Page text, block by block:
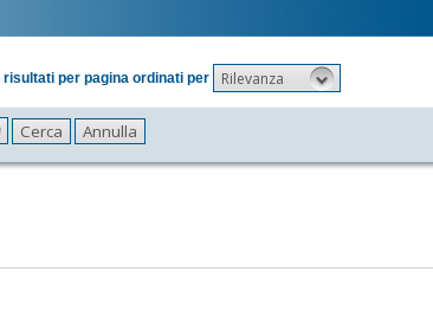
risultati per pagina ordinati per Rilevanza